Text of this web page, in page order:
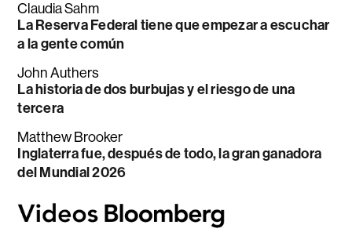
Claudia Sahm
La Reserva Federal tiene que empezar a escuchar
a la gente común
John Authers
La historia de dos burbujas y el riesgo de una
tercera
Matthew Brooker
Inglaterra fue, después de todo, la gran ganadora
del Mundial 2026